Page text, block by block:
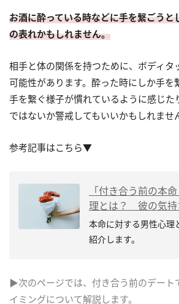
お酒に酔っている時などに手を繋ごうと
の表れかもしれません。
相手と体の関係を持つために、ボディタ
可能性があります。酔った時にしか手を
手を繋ぐ様子が慣れているように感じた
ではないか警戒してもいいかもしれませ
参考記事はこちら▼
「付き合う前の本
理とは？ 彼の気持
本命に対する男性心理
紹介します。
▶次のページでは、付き合う前のデート
イミングについて解説します。